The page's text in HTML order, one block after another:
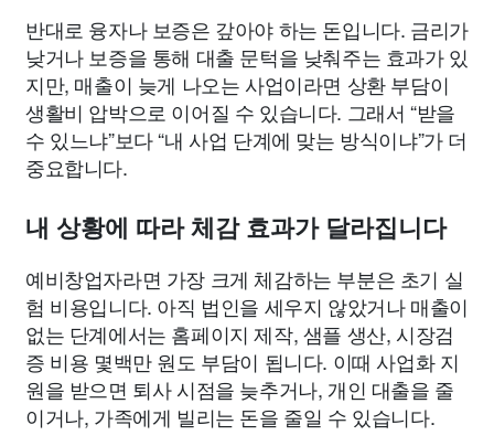
반대로 융자나 보증은 갚아야 하는 돈입니다. 금리가
낮거나 보증을 통해 대출 문턱을 낮춰주는 효과가 있
지만, 매출이 늦게 나오는 사업이라면 상환 부담이
생활비 압박으로 이어질 수 있습니다. 그래서 “받을
수 있느냐”보다 “내 사업 단계에 맞는 방식이냐”가 더
중요합니다.
내 상황에 따라 체감 효과가 달라집니다
예비창업자라면 가장 크게 체감하는 부분은 초기 실
험 비용입니다. 아직 법인을 세우지 않았거나 매출이
없는 단계에서는 홈페이지 제작, 샘플 생산, 시장검
증 비용 몇백만 원도 부담이 됩니다. 이때 사업화 지
원을 받으면 퇴사 시점을 늦추거나, 개인 대출을 줄
이거나, 가족에게 빌리는 돈을 줄일 수 있습니다.